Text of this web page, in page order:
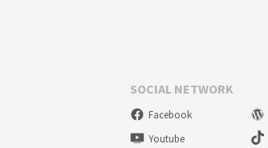
SOCIAL NETWORK
Facebook
Youtube